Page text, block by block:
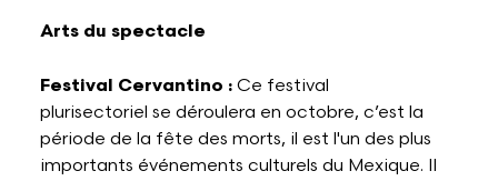
Arts du spectacle
Festival Cervantino : Ce festival
plurisectoriel se déroulera en octobre, c’est la
période de la fête des morts, il est l'un des plus
importants événements culturels du Mexique. Il